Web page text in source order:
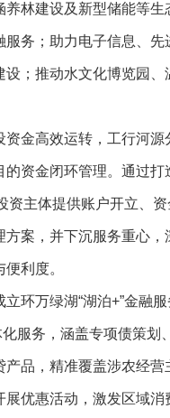
林建设及新型储能等生
务；助力电子信息、先
；推动水文化博览园、
金高效运转，工行河源
资金闭环管理。通过打
资主体提供账户开立、
案，并下沉服务重心，
利度。
环万绿湖“湖泊+”金融
服务，涵盖专项债策划
品，精准覆盖涉农经营
优惠活动，激发区域消